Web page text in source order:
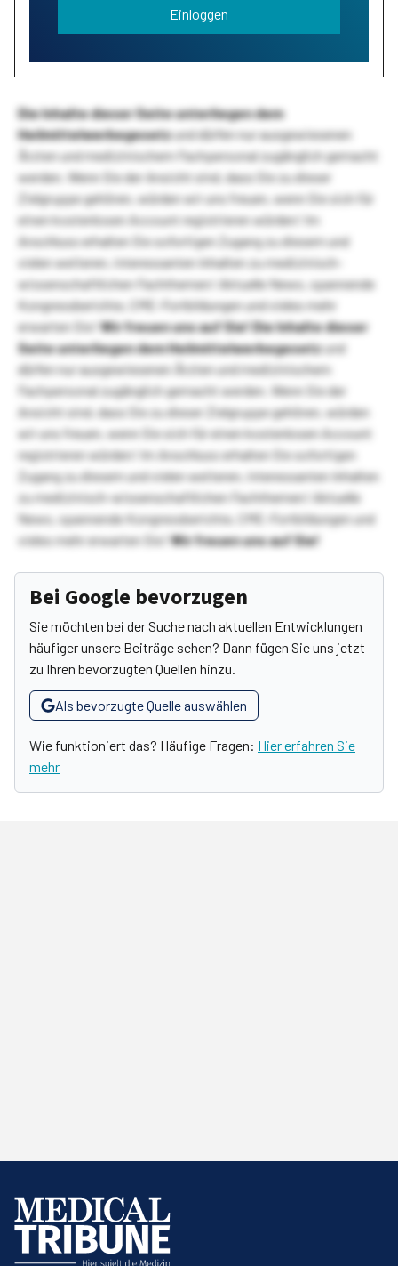
Einloggen
Die Inhalte dieser Seite unterliegen dem
Heilmittelwerbegesetzund dürfen nur ausgewiesenen
Ärzten und medizinischem Fachpersonal zugänglich gemacht
werden. Wenn Sie der Ansicht sind, dass Sie zu dieser
Zielgruppe gehören, würden wir uns freuen, wenn Sie sich für
einen kostenlosen Account registrieren würden! Im
Anschluss erhalten Sie sofortigen Zugang zu diesem und
vielen weiteren, interessanten Inhalten zu medizinisch-
wissenschaftlichen Fachthemen! Aktuelle News, spannende
Kongressberichte, CME-Fortbildungen und vieles mehr
erwarten Sie!Wir freuen uns auf Sie!Die Inhalte dieser
Seite unterliegen dem Heilmittelwerbegesetzund
dürfen nur ausgewiesenen Ärzten und medizinischem
Fachpersonal zugänglich gemacht werden. Wenn Sie der
Ansicht sind, dass Sie zu dieser Zielgruppe gehören, würden
wir uns freuen, wenn Sie sich für einen kostenlosen Account
registrieren würden! Im Anschluss erhalten Sie sofortigen
Zugang zu diesem und vielen weiteren, interessanten Inhalten
zu medizinisch-wissenschaftlichen Fachthemen! Aktuelle
News, spannende Kongressberichte, CME-Fortbildungen und
vieles mehr erwarten Sie!Wir freuen uns auf Sie!
Bei Google bevorzugen
Sie möchten bei der Suche nach aktuellen Entwicklungen
häufiger unsere Beiträge sehen? Dann fügen Sie uns jetzt
zu Ihren bevorzugten Quellen hinzu.
Als bevorzugte Quelle auswählen
Wie funktioniert das? Häufige Fragen: Hier erfahren Sie
mehr